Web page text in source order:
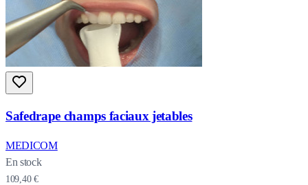
Safedrape champs faciaux jetables
MEDICOM
En stock
109,40 €